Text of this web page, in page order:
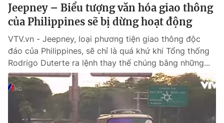
Jeepney – Biểu tượng văn hóa giao thông
của Philippines sẽ bị dừng hoạt động
VTV.vn - Jeepney, loại phương tiện giao thông độc
đáo của Philippines, sẽ chỉ là quá khứ khi Tổng thống
Rodrigo Duterte ra lệnh thay thế chúng bằng những...